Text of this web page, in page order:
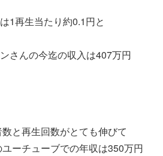
1再生当たり約0.1円と
さんの今迄の収入は407万円
と再生回数がとても伸びて
ーチューブでの年収は350万円